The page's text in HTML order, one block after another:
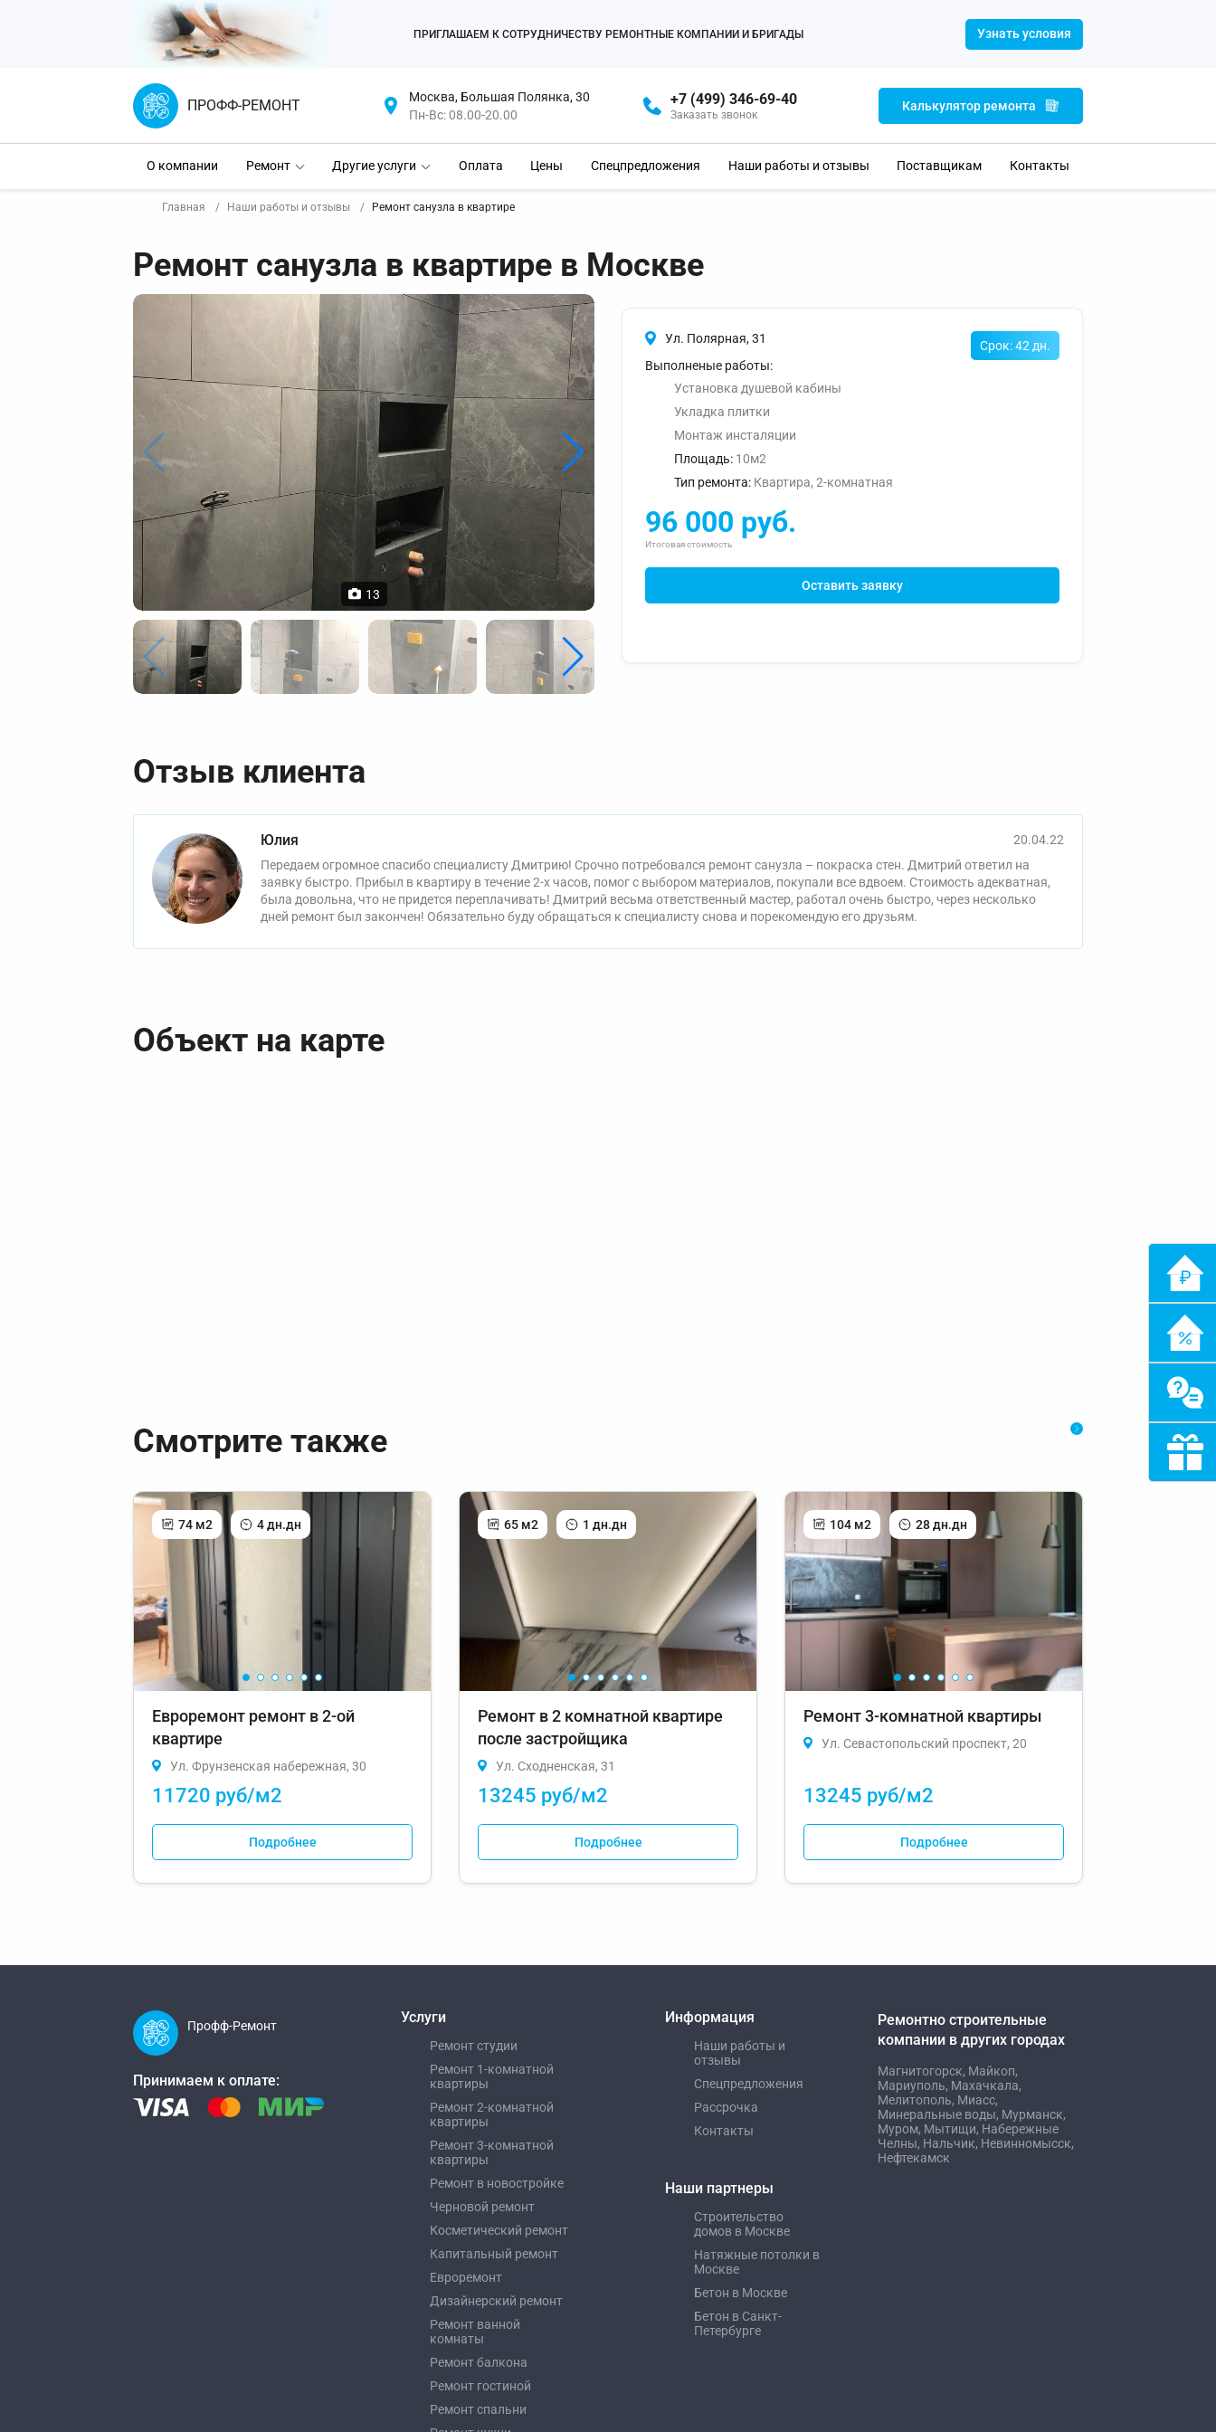
ПРИГЛАШАЕМ К СОТРУДНИЧЕСТВУ РЕМОНТНЫЕ КОМПАНИИ И БРИГАДЫ Узнать условия
ПРОФФ-РЕМОНТ
Москва, Большая Полянка, 30
Пн-Вс: 08.00-20.00
+7 (499) 346-69-40
Заказать звонок
Калькулятор ремонта
О компании Ремонт Другие услуги Оплата Цены Спецпредложения Наши работы и отзывы Поставщикам Контакты
Главная Наши работы и отзывы Ремонт санузла в квартире
Ремонт санузла в квартире в Москве
13
Ул. Полярная, 31
Cрок: 42 дн.
Выполненые работы:
Установка душевой кабины
Укладка плитки
Монтаж инсталяции
Площадь: 10м2
Тип ремонта: Квартира, 2-комнатная
96 000 руб.
Итоговая стоимость
Оставить заявку
Отзыв клиента
Юлия
20.04.22
Передаем огромное спасибо специалисту Дмитрию! Срочно потребовался ремонт санузла – покраска стен. Дмитрий ответил на
заявку быстро. Прибыл в квартиру в течение 2-х часов, помог с выбором материалов, покупали все вдвоем. Стоимость адекватная,
была довольна, что не придется переплачивать! Дмитрий весьма ответственный мастер, работал очень быстро, через несколько
дней ремонт был закончен! Обязательно буду обращаться к специалисту снова и порекомендую его друзьям.
Объект на карте
Смотрите также
74 м2 4 дн.дн
Евроремонт ремонт в 2-ой
квартире
Ул. Фрунзенская набережная, 30
11720 руб/м2
Подробнее
65 м2 1 дн.дн
Ремонт в 2 комнатной квартире
после застройщика
Ул. Сходненская, 31
13245 руб/м2
Подробнее
104 м2 28 дн.дн
Ремонт 3-комнатной квартиры
Ул. Севастопольский проспект, 20
13245 руб/м2
Подробнее
Профф-Ремонт
Принимаем к оплате:
Услуги
Ремонт студии
Ремонт 1-комнатной
квартиры
Ремонт 2-комнатной
квартиры
Ремонт 3-комнатной
квартиры
Ремонт в новостройке
Черновой ремонт
Косметический ремонт
Капитальный ремонт
Евроремонт
Дизайнерский ремонт
Ремонт ванной
комнаты
Ремонт балкона
Ремонт гостиной
Ремонт спальни
Информация
Наши работы и
отзывы
Спецпредложения
Рассрочка
Контакты
Наши партнеры
Строительство
домов в Москве
Натяжные потолки в
Москве
Бетон в Москве
Бетон в Санкт-
Петербурге
Ремонтно строительные
компании в других городах
Магнитогорск, Майкоп,
Мариуполь, Махачкала,
Мелитополь, Миасс,
Минеральные воды, Мурманск,
Муром, Мытищи, Набережные
Челны, Нальчик, Невинномысск,
Нефтекамск